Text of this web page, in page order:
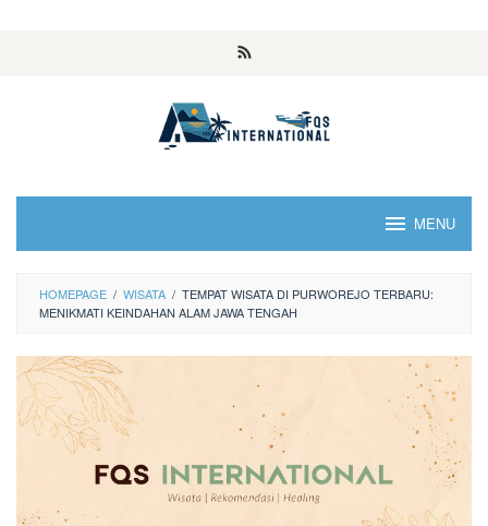
MENU
HOMEPAGE / WISATA / TEMPAT WISATA DI PURWOREJO TERBARU:
MENIKMATI KEINDAHAN ALAM JAWA TENGAH